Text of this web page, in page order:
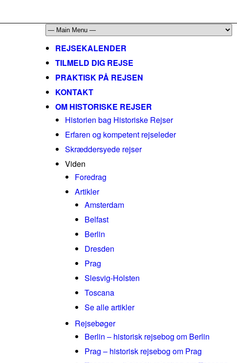
REJSEKALENDER
TILMELD DIG REJSE
PRAKTISK PÅ REJSEN
KONTAKT
OM HISTORISKE REJSER
Historien bag Historiske Rejser
Erfaren og kompetent rejseleder
Skræddersyede rejser
Viden
Foredrag
Artikler
Amsterdam
Belfast
Berlin
Dresden
Prag
Slesvig-Holsten
Toscana
Se alle artikler
Rejsebøger
Berlin – historisk rejsebog om Berlin
Prag – historisk rejsebog om Prag